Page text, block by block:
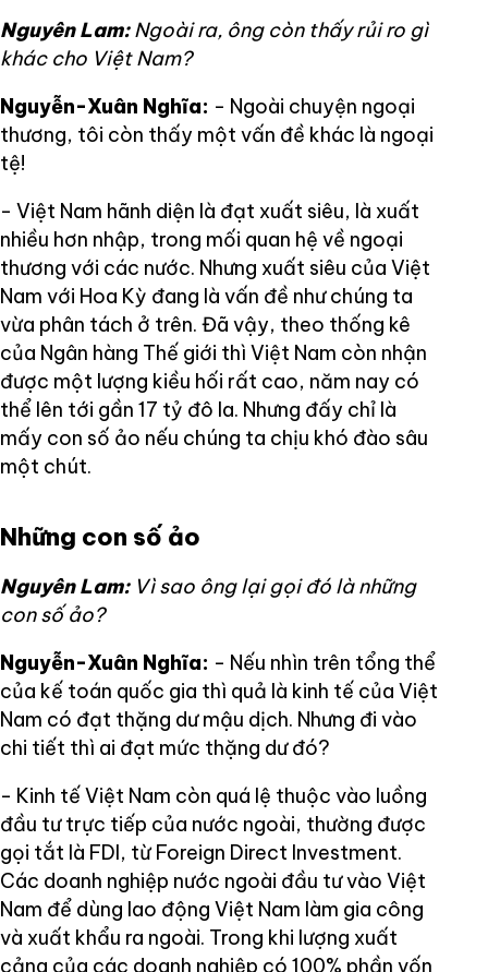
Nguyên Lam: Ngoài ra, ông còn thấy rủi ro gì
khác cho Việt Nam?
Nguyễn-Xuân Nghĩa: - Ngoài chuyện ngoại
thương, tôi còn thấy một vấn đề khác là ngoại
tệ!
- Việt Nam hãnh diện là đạt xuất siêu, là xuất
nhiều hơn nhập, trong mối quan hệ về ngoại
thương với các nước. Nhưng xuất siêu của Việt
Nam với Hoa Kỳ đang là vấn đề như chúng ta
vừa phân tách ở trên. Đã vậy, theo thống kê
của Ngân hàng Thế giới thì Việt Nam còn nhận
được một lượng kiều hối rất cao, năm nay có
thể lên tới gần 17 tỷ đô la. Nhưng đấy chỉ là
mấy con số ảo nếu chúng ta chịu khó đào sâu
một chút.
Những con số ảo
Nguyên Lam: Vì sao ông lại gọi đó là những
con số ảo?
Nguyễn-Xuân Nghĩa: - Nếu nhìn trên tổng thể
của kế toán quốc gia thì quả là kinh tế của Việt
Nam có đạt thặng dư mậu dịch. Nhưng đi vào
chi tiết thì ai đạt mức thặng dư đó?
- Kinh tế Việt Nam còn quá lệ thuộc vào luồng
đầu tư trực tiếp của nước ngoài, thường được
gọi tắt là FDI, từ Foreign Direct Investment.
Các doanh nghiệp nước ngoài đầu tư vào Việt
Nam để dùng lao động Việt Nam làm gia công
và xuất khẩu ra ngoài. Trong khi lượng xuất
cảng của các doanh nghiệp có 100% phần vốn